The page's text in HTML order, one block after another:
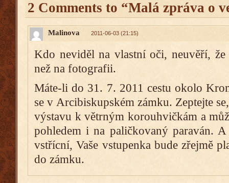
2 Comments to “Malá zpráva o
Malinova 2011-06-03 (21:15)
Kdo neviděl na vlastní oči, neuvěří, že
než na fotografii.
Máte-li do 31. 7. 2011 cestu okolo
se v Arcibiskupském zámku. Zeptejte
výstavu k větrným korouhvičkám a
pohledem i na paličkovaný paraván.
vstřícní, Vaše vstupenka bude zřejmě
do zámku.